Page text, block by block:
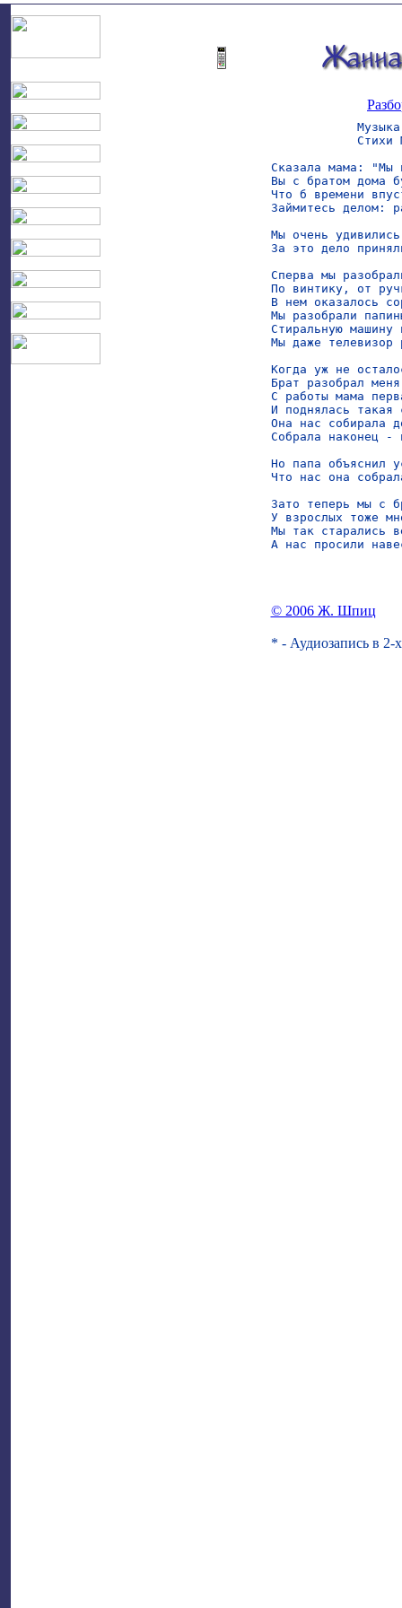
Стихи
Сказала мама: "Мы
Вы с братом дома
Что б времени
Займитесь делом:
Мы очень
За это дело
Сперва мы
По винтику, от
В нем оказалось
Мы разобрали
Стиральную
Мы даже телевизор
Когда уж не
Брат разобрал
С работы мама
И поднялась такая
Она нас собирала
Собрала наконец -
Но папа объяснил
Что нас она
Зато теперь мы с
У взрослых тоже
Мы так старались
А нас просили
© 2006 Ж. Шпиц
* - Аудиозапись в 2-